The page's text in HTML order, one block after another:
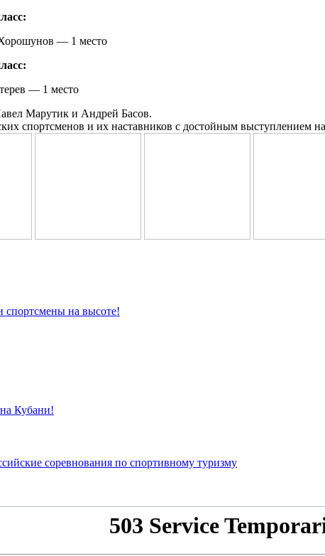
— 1 место
— 1 место
Марутик и Андрей Басов.
спортсменов и их наставников с достойным
на высоте!
Кубани!
соревнования по спортивному туризму